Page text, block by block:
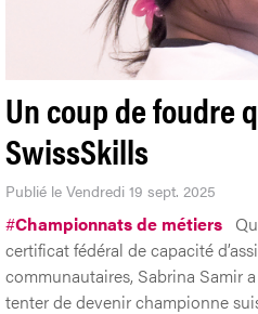
Un coup de foudre
SwissSkills
Publié le Vendredi 19 sept. 2025
#Championnats de métiers
certificat fédéral de capacité
communautaires, Sabrina Samir
tenter de devenir championne